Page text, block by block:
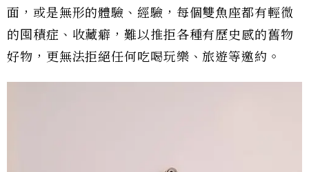
面，或是無形的體驗、經驗，每個雙魚座都有輕微
的囤積症、收藏癖，難以推拒各種有歷史感的舊物
好物，更無法拒絕任何吃喝玩樂、旅遊等邀約。